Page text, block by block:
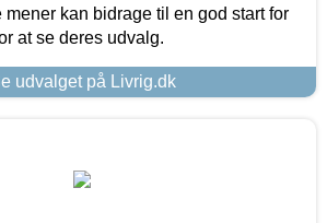
mener kan bidrage til en god start for
at se deres udvalg.
udvalget på Livrig.dk